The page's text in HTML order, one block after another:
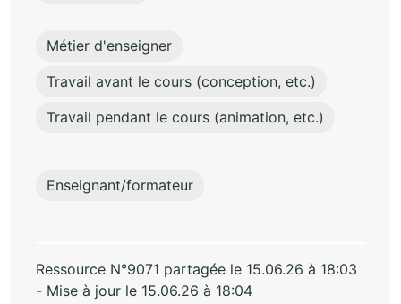
Métier d'enseigner
Travail avant le cours (conception, etc.)
Travail pendant le cours (animation, etc.)
Enseignant/formateur
Ressource N°9071 partagée le 15.06.26 à 18:03
- Mise à jour le 15.06.26 à 18:04